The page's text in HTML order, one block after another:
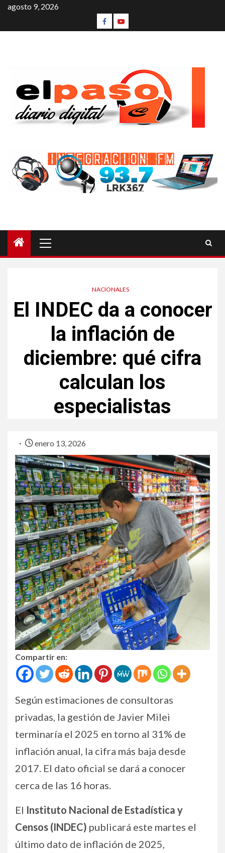
agosto 9, 2026
NACIONALES
El INDEC da a conocer
la inflación de
diciembre: qué cifra
calculan los
especialistas
enero 13, 2026
Compartir en:
Según estimaciones de consultoras
privadas, la gestión de Javier Milei
terminaría el 2025 en torno al 31% de
inflación anual, la cifra más baja desde
2017. El dato oficial se dará a conocer
cerca de las 16 horas.
El Instituto Nacional de Estadística y
Censos (INDEC) publicará este martes el
último dato de inflación de 2025,